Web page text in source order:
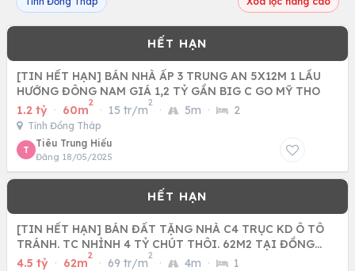
[TIN HẾT HẠN] BÁN NHÀ ẤP 3 TRUNG AN 5X12M 1 LẦU
HƯỚNG ĐÔNG NAM GIÁ 1,2 TỶ GẦN BIG C GO MỸ THO
1.2 tỷ · 60m
2
· 15 tr/m
2
· 5m · 2
Tỉnh Đồng Tháp
T
Tiêu Trung Hiếu
Đăng 18/05/2025
[TIN HẾT HẠN] BÁN ĐẤT TẶNG NHÀ C4 TRỤC KD Ô TÔ
TRÁNH. TC NHỈNH 4 TỶ CHÚT THÔI. 62M2 TẠI ĐỒNG
THÁP, ĐAN PHƯỢNG.
4.5 tỷ · 62m
2
· 69 tr/m
2
· 4m · 1